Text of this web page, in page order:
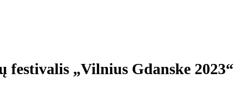
„Vilnius Gdanske 2023“